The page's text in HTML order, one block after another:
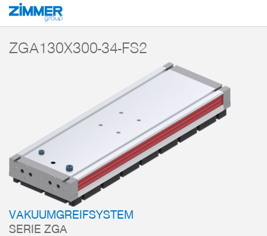
Start Produkte
ZGA130X300-34-FS2
VAKUUMGREIFSYSTEM
SERIE ZGA